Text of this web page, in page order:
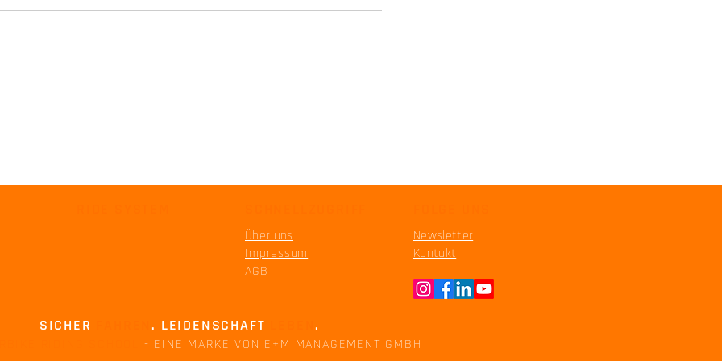
Über uns
Impressum
AGB
Newsletter
Kontakt
SICHER FAHREN. LEIDENSCHAFT LEBEN.
- EINE MARKE VON E+M MANAGEMENT GMBH